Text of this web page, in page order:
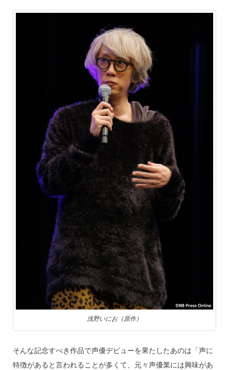
浅野いにお（原作）
そんな記念すべき作品で声優デビューを果たしたあのは「声に
特徴があると言われることが多くて、元々声優業には興味があ